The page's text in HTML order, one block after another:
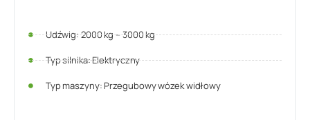
Udźwig: 2000 kg – 3000 kg
Typ silnika: Elektryczny
Typ maszyny: Przegubowy wózek widłowy